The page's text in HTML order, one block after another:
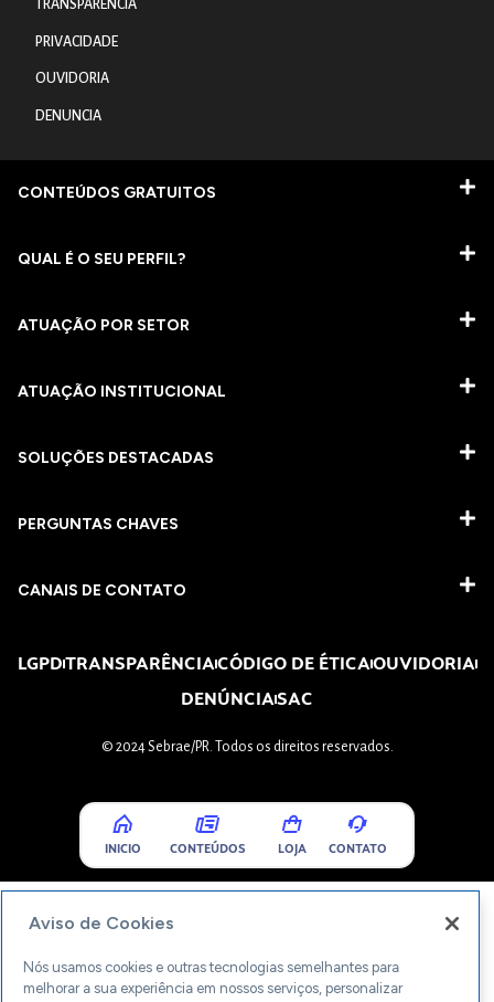
TRANSPARÊNCIA
PRIVACIDADE
OUVIDORIA
DENUNCIA
CONTEÚDOS GRATUITOS
QUAL É O SEU PERFIL?
ATUAÇÃO POR SETOR
ATUAÇÃO INSTITUCIONAL
SOLUÇÕES DESTACADAS
PERGUNTAS CHAVES​
CANAIS DE CONTATO
LGPDTRANSPARÊNCIACÓDIGO DE ÉTICAOUVIDORIA
DENÚNCIASAC
© 2024 Sebrae/PR. Todos os direitos reservados.
INICIO CONTEÚDOS LOJA CONTATO
Aviso de Cookies
Nós usamos cookies e outras tecnologias semelhantes para
melhorar a sua experiência em nossos serviços, personalizar